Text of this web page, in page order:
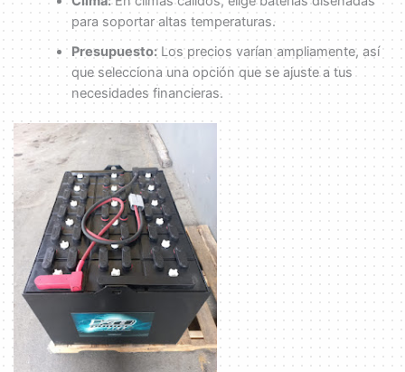
para soportar altas temperaturas.
Presupuesto:Los precios varían ampliamente, así
que selecciona una opción que se ajuste a tus
necesidades financieras.